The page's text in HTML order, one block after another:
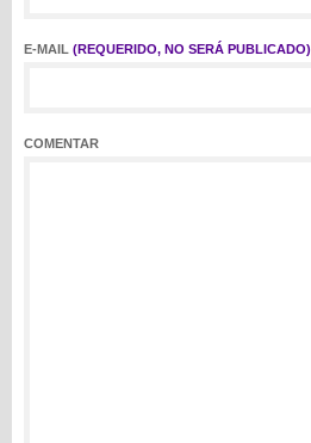
E-MAIL (REQUERIDO, NO SERÁ PUBLICADO)
COMENTAR